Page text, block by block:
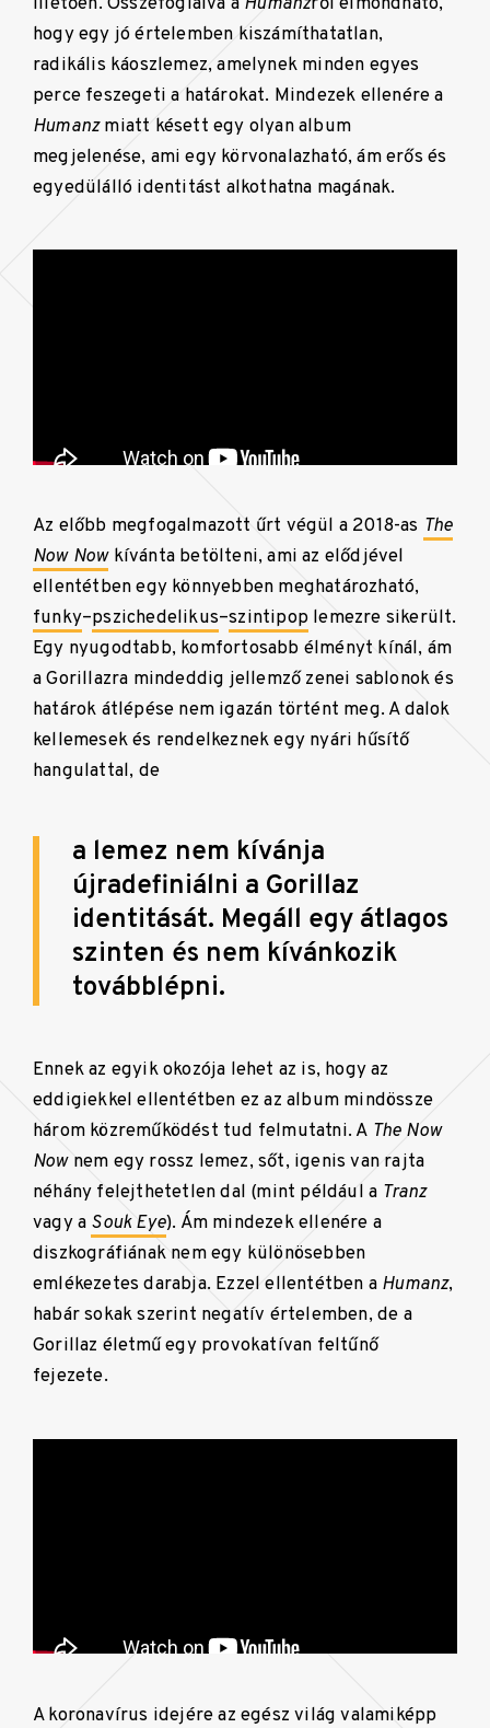
hogy egy jó értelemben kiszámíthatatlan,
radikális káoszlemez, amelynek minden egyes
perce feszegeti a határokat. Mindezek ellenére a
Humanzmiatt késett egy olyan album
megjelenése, ami egy körvonalazható, ám erős és
egyedülálló identitást alkothatna magának.
Az előbb megfogalmazott űrt végül a 2018-as The
Now Nowkívánta betölteni, ami az elődjével
ellentétben egy könnyebben meghatározható,
funky–pszichedelikus–szintipop lemezre sikerült.
Egy nyugodtabb, komfortosabb élményt kínál, ám
a Gorillazra mindeddig jellemző zenei sablonok és
határok átlépése nem igazán történt meg. A dalok
kellemesek és rendelkeznek egy nyári hűsítő
hangulattal, de
a lemez nem kívánja
újradefiniálni a Gorillaz
identitását. Megáll egy átlagos
szinten és nem kívánkozik
továbblépni.
Ennek az egyik okozója lehet az is, hogy az
eddigiekkel ellentétben ez az album mindössze
három közreműködést tud felmutatni. A The Now
Nownem egy rossz lemez, sőt, igenis van rajta
néhány felejthetetlen dal (mint például a Tranz
vagy a Souk Eye). Ám mindezek ellenére a
diszkográfiának nem egy különösebben
emlékezetes darabja. Ezzel ellentétben a Humanz,
habár sokak szerint negatív értelemben, de a
Gorillaz életmű egy provokatívan feltűnő
fejezete.
A koronavírus idejére az egész világ valamiképp